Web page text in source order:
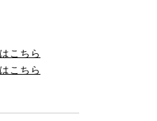
こちら
こちら